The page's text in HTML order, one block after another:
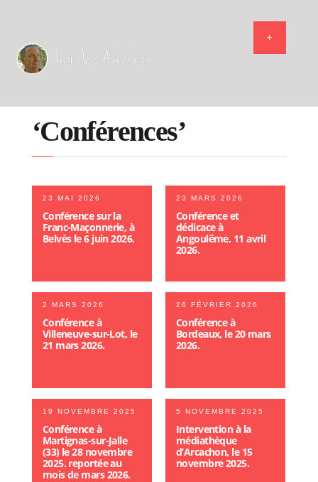
‘Conférences’
23 MAI 2026
Conférence sur la
Franc-Maçonnerie, à
Belvès le 6 juin 2026.
23 MARS 2026
Conférence et
dédicace à
Angoulême, 11 avril
2026.
2 MARS 2026
Conférence à
Villeneuve-sur-Lot, le
21 mars 2026.
26 FÉVRIER 2026
Conférence à
Bordeaux, le 20 mars
2026.
19 NOVEMBRE 2025
Conférence à
Martignas-sur-Jalle
(33) le 28 novembre
2025. reportée au
mois de mars 2026.
5 NOVEMBRE 2025
Intervention à la
médiathèque
d’Arcachon, le 15
novembre 2025.